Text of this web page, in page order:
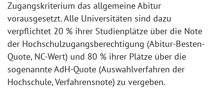
Zugangskriterium das allgemeine Abitur
vorausgesetzt. Alle Universitäten sind dazu
verpflichtet 20 % ihrer Studienplätze über die Note
der Hochschulzugangsberechtigung (Abitur-Besten-
Quote, NC-Wert) und 80 % ihrer Plätze über die
sogenannte AdH-Quote (Auswahlverfahren der
Hochschule, Verfahrensnote) zu vergeben.